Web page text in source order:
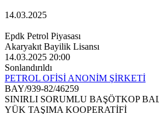
14.03.2025
Epdk Petrol Piyasası
Akaryakıt Bayilik Lisansı
14.03.2025 20:00
Sonlandırıldı
PETROL OFİSİ ANONİM ŞİRKETİ
BAY/939-82/46259
SINIRLI SORUMLU BAŞÖTKOP
YÜK TAŞIMA KOOPERATİFİ